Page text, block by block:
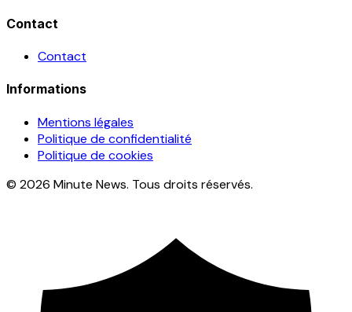
Contact
Contact
Informations
Mentions légales
Politique de confidentialité
Politique de cookies
© 2026 Minute News. Tous droits réservés.